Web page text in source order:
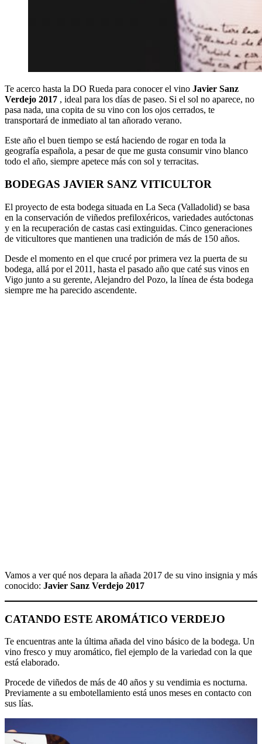
Te acerco hasta la DO Rueda para conocer el vino Javier Sanz
Verdejo 2017 , ideal para los días de paseo. Si el sol no aparece, no
pasa nada, una copita de su vino con los ojos cerrados, te
transportará de inmediato al tan añorado verano.
Este año el buen tiempo se está haciendo de rogar en toda la
geografía española, a pesar de que me gusta consumir vino blanco
todo el año, siempre apetece más con sol y terracitas.
BODEGAS JAVIER SANZ VITICULTOR
El proyecto de esta bodega situada en La Seca (Valladolid) se basa
en la conservación de viñedos prefiloxéricos, variedades autóctonas
y en la recuperación de castas casi extinguidas. Cinco generaciones
de viticultores que mantienen una tradición de más de 150 años.
Desde el momento en el que crucé por primera vez la puerta de su
bodega, allá por el 2011, hasta el pasado año que caté sus vinos en
Vigo junto a su gerente, Alejandro del Pozo, la línea de ésta bodega
siempre me ha parecido ascendente.
Vamos a ver qué nos depara la añada 2017 de su vino insignia y más
conocido: Javier Sanz Verdejo 2017
CATANDO ESTE AROMÁTICO VERDEJO
Te encuentras ante la última añada del vino básico de la bodega. Un
vino fresco y muy aromático, fiel ejemplo de la variedad con la que
está elaborado.
Procede de viñedos de más de 40 años y su vendimia es nocturna.
Previamente a su embotellamiento está unos meses en contacto con
sus lías.